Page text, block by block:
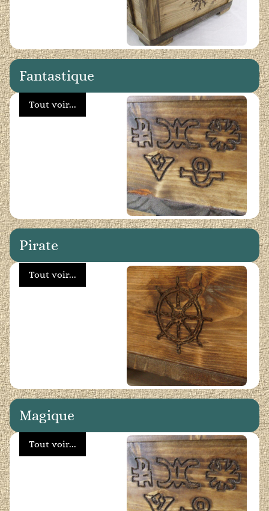
Fantastique
Tout voir...
Pirate
Tout voir...
Magique
Tout voir...